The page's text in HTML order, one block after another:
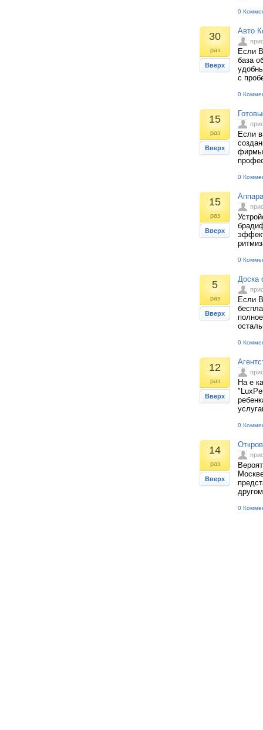
0
30
раз
Вверх
Авто
Если
база
с
0
15
раз
Вверх
Если
фирмы
0
15
раз
Вверх
0
5
раз
Вверх
Доска
Если
0
12
раз
Вверх
На е
0
14
раз
Вверх
0